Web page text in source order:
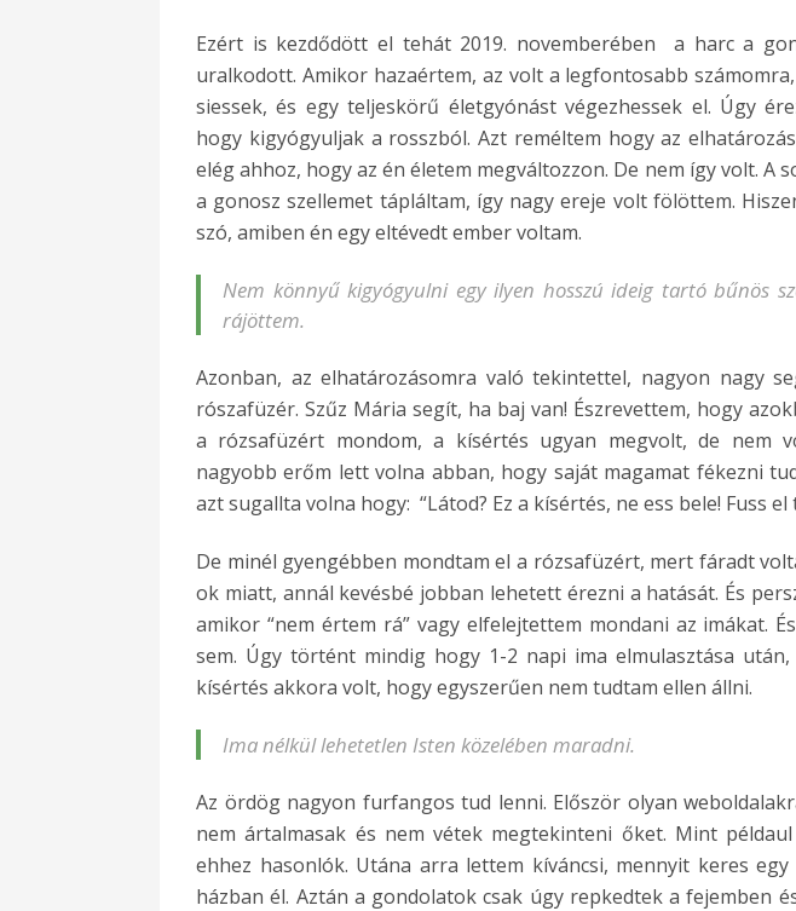
Ezért is kezdődött el tehát 2019. novemberében a harc a
uralkodott. Amikor hazaértem, az volt a legfontosabb
siessek, és egy teljeskörű életgyónást végezhessek el. Úgy
hogy kigyógyuljak a rosszból. Azt reméltem hogy az
elég ahhoz, hogy az én életem megváltozzon. De nem így volt. A
a gonosz szellemet tápláltam, így nagy ereje volt fölöttem.
szó, amiben én egy eltévedt ember voltam.
Nem könnyű kigyógyulni egy ilyen hosszú ideig tartó bűnös
rájöttem.
Azonban, az elhatározásomra való tekintettel, nagyon nagy
rószafüzér. Szűz Mária segít, ha baj van! Észrevettem, hogy
a rózsafüzért mondom, a kísértés ugyan megvolt, de nem
nagyobb erőm lett volna abban, hogy saját magamat fékezni
azt sugallta volna hogy: “Látod? Ez a kísértés, ne ess bele! Fuss el
De minél gyengébben mondtam el a rózsafüzért, mert fáradt
ok miatt, annál kevésbé jobban lehetett érezni a hatását. És
amikor “nem értem rá” vagy elfelejtettem mondani az imákat.
sem. Úgy történt mindig hogy 1-2 napi ima elmulasztása
kísértés akkora volt, hogy egyszerűen nem tudtam ellen állni.
Ima nélkül lehetetlen Isten közelében maradni.
Az ördög nagyon furfangos tud lenni. Először olyan
nem ártalmasak és nem vétek megtekinteni őket. Mint
ehhez hasonlók. Utána arra lettem kíváncsi, mennyit keres
házban él. Aztán a gondolatok csak úgy repkedtek a fejemben